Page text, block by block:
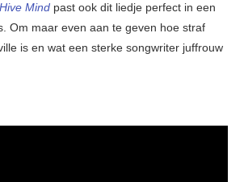
Mind past ook dit liedje perfect in een
Om maar even aan te geven hoe straf
is en wat een sterke songwriter juffrouw